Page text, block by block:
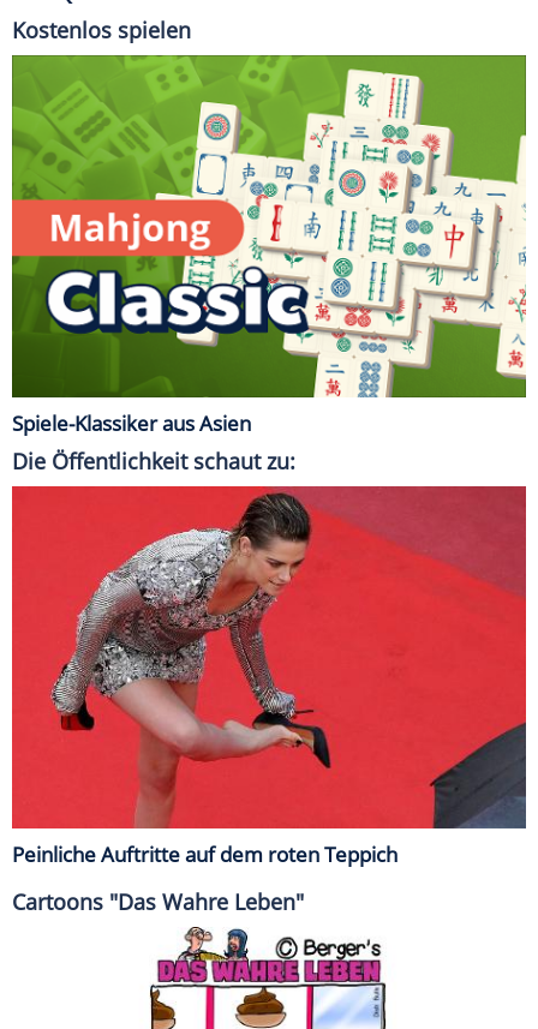
Kostenlos spielen
Spiele-Klassiker aus Asien
Die Öffentlichkeit schaut zu:
Peinliche Auftritte auf dem roten Teppich
Cartoons "Das Wahre Leben"